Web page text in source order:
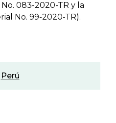
083-2020-TR y la
No. 99-2020-TR).
Perú